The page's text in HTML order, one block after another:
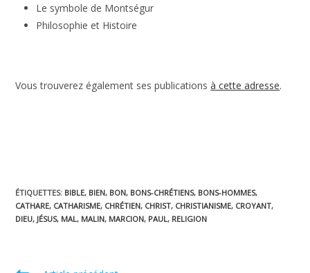
Le symbole de Montségur
Philosophie et Histoire
Vous trouverez également ses publicationsà cette adresse.
ÉTIQUETTES: BIBLE, BIEN, BON, BONS-CHRÉTIENS, BONS-HOMMES,
CATHARE, CATHARISME, CHRÉTIEN, CHRIST, CHRISTIANISME, CROYANT,
DIEU, JÉSUS, MAL, MALIN, MARCION, PAUL, RELIGION